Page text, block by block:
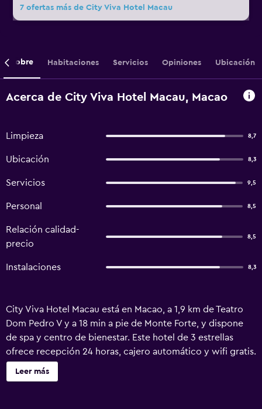
7 ofertas más de City Viva Hotel Macau
Sobre Habitaciones Servicios Opiniones Ubicación
Acerca de City Viva Hotel Macau, Macao
Limpieza 8,7
Ubicación 8,3
Servicios 9,5
Personal 8,5
Relación calidad-
precio
8,5
Instalaciones 8,3
City Viva Hotel Macau está en Macao, a 1,9 km de Teatro
Dom Pedro V y a 18 min a pie de Monte Forte, y dispone
de spa y centro de bienestar. Este hotel de 3 estrellas
ofrece recepción 24 horas, cajero automático y wifi gratis.
El alojamiento está a 1,8 km de Plaza del Senado y a 500
metros del centro de la ciudad. El hotel ofrece zona de
Leer más